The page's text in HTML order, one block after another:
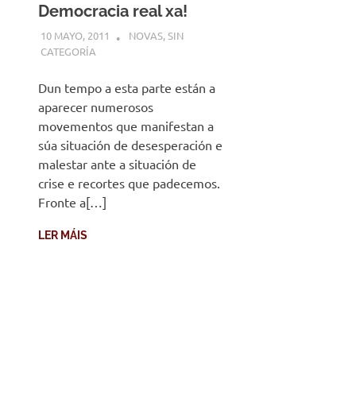
Democracia real xa!
10 MAYO, 2011 DESARROLLO
NOVAS,SIN
CATEGORÍA
Dun tempo a esta parte están a
aparecer numerosos
movementos que manifestan a
súa situación de desesperación e
malestar ante a situación de
crise e recortes que padecemos.
Fronte a[…]
LER MÁIS